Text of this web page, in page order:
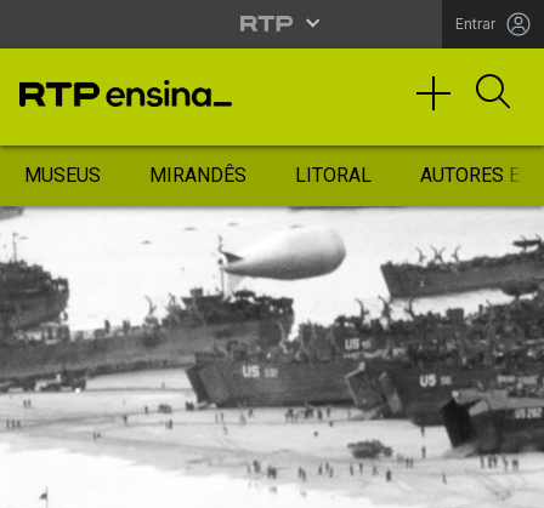
Entrar
MUSEUS MIRANDÊS LITORAL AUTORES